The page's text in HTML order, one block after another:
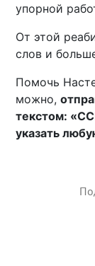
упорной
От этой
слов и
Помочь
можно,
текстом:
указать